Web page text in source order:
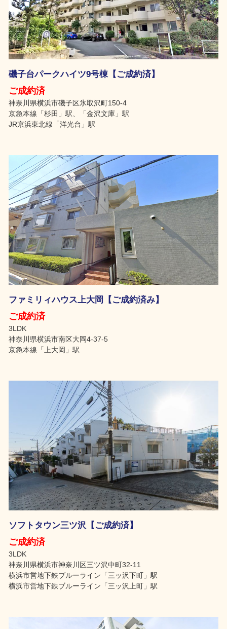
磯子台パークハイツ9号棟【ご成約済】
ご成約済
神奈川県横浜市磯子区氷取沢町150-4
京急本線「杉田」駅、「金沢文庫」駅
JR京浜東北線「洋光台」駅
ファミリィハウス上大岡【ご成約済み】
ご成約済
3LDK
神奈川県横浜市南区大岡4-37-5
京急本線「上大岡」駅
ソフトタウン三ツ沢【ご成約済】
ご成約済
3LDK
神奈川県横浜市神奈川区三ツ沢中町32-11
横浜市営地下鉄ブルーライン「三ッ沢下町」駅
横浜市営地下鉄ブルーライン「三ッ沢上町」駅